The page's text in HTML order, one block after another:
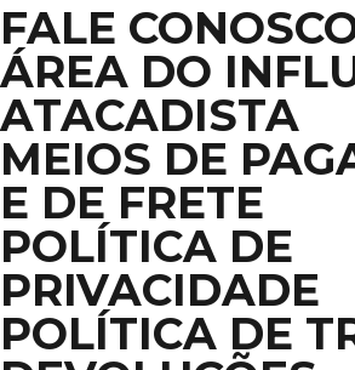
FALE
ÁREA DO
ATACADISTA
MEIOS DE
E DE FRETE
POLÍTICA DE
PRIVACIDADE
POLÍTICA DE